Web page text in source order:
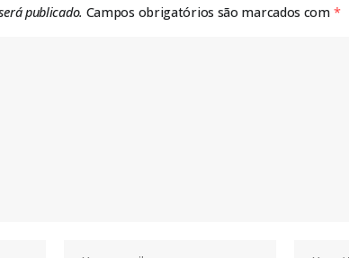
publicado. Campos obrigatórios são marcados com *